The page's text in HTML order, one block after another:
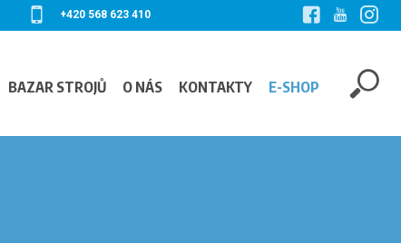
+420 568 623 410
BAZAR STROJŮ O NÁS KONTAKTY E-SHOP